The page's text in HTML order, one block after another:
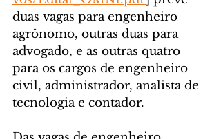
duas vagas para engenheiro
agrônomo, outras duas para
advogado, e as outras quatro
para os cargos de engenheiro
civil, administrador, analista de
tecnologia e contador.